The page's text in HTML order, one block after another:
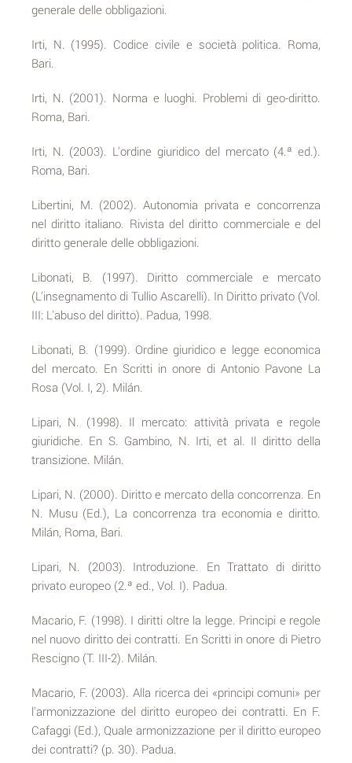
generale delle obbligazioni.
Irti, N. (1995). Codice civile e società politica. Roma,
Bari.
Irti, N. (2001). Norma e luoghi. Problemi di geo-diritto.
Roma, Bari.
Irti, N. (2003). L'ordine giuridico del mercato (4.ª ed.).
Roma, Bari.
Libertini, M. (2002). Autonomia privata e concorrenza
nel diritto italiano. Rivista del diritto commerciale e del
diritto generale delle obbligazioni.
Libonati, B. (1997). Diritto commerciale e mercato
(L'insegnamento di Tullio Ascarelli). In Diritto privato (Vol.
III: L'abuso del diritto). Padua, 1998.
Libonati, B. (1999). Ordine giuridico e legge economica
del mercato. En Scritti in onore di Antonio Pavone La
Rosa (Vol. I, 2). Milán.
Lipari, N. (1998). Il mercato: attività privata e regole
giuridiche. En S. Gambino, N. Irti, et al. Il diritto della
transizione. Milán.
Lipari, N. (2000). Diritto e mercato della concorrenza. En
N. Musu (Ed.), La concorrenza tra economia e diritto.
Milán, Roma, Bari.
Lipari, N. (2003). Introduzione. En Trattato di diritto
privato europeo (2.ª ed., Vol. I). Padua.
Macario, F. (1998). I diritti oltre la legge. Principi e regole
nel nuovo diritto dei contratti. En Scritti in onore di Pietro
Rescigno (T. III-2). Milán.
Macario, F. (2003). Alla ricerca dei «principi comuni» per
l'armonizzazione del diritto europeo dei contratti. En F.
Cafaggi (Ed.), Quale armonizzazione per il diritto europeo
dei contratti? (p. 30). Padua.